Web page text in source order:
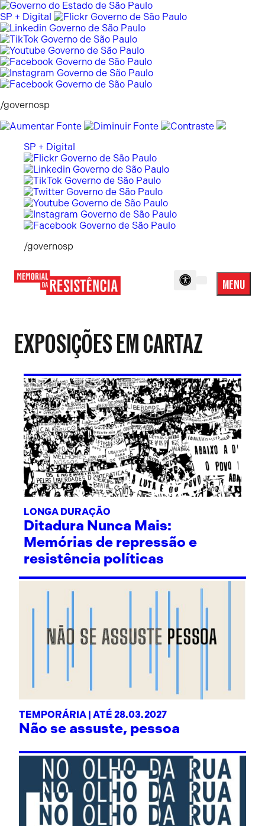
Pular
para
o
conteúdo
SP + Digital
/governosp
SP + Digital
/governosp
MENU
Menu
EXPOSIÇÕES EM CARTAZ
LONGA DURAÇÃO
Ditadura Nunca Mais:
Memórias de repressão e
resistência políticas
TEMPORÁRIA | ATÉ 28.03.2027
Não se assuste, pessoa